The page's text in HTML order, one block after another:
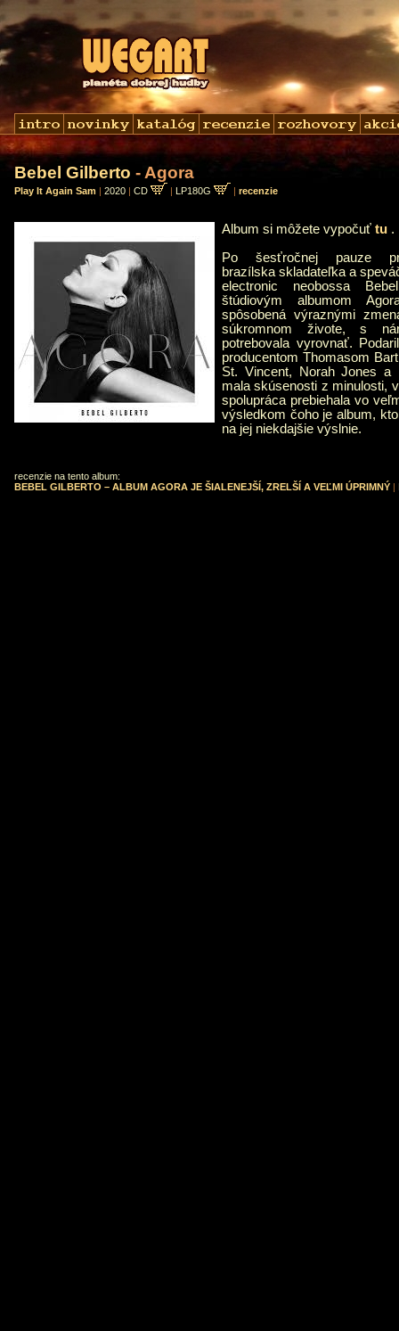
Bebel Gilberto - Agora
Play It Again Sam | 2020 | CD | LP180G | recenzie
Album si môžete vypočuť tu
Po šesťročnej pauze
brazílska skladateľka a
electronic neobossa
štúdiovým albumom
spôsobená výraznými
súkromnom živote, s
potrebovala vyrovnať.
producentom Thomasom
St. Vincent, Norah Jones
mala skúsenosti z minulosti,
spolupráca prebiehala vo
výsledkom čoho je album,
na jej niekdajšie výslnie.
recenzie na tento album:
BEBEL GILBERTO – ALBUM AGORA JE ŠIALENEJŠÍ, ZRELŠÍ A VEĽMI ÚPRIMNÝ |